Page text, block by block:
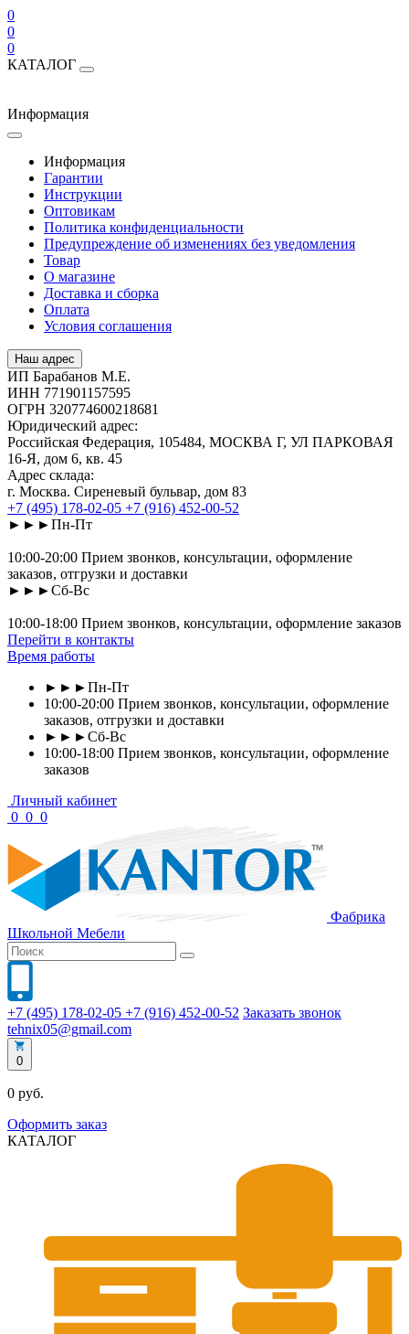
0
0
0
КАТАЛОГ
Информация
Информация
Гарантии
Инструкции
Оптовикам
Политика конфиденциальности
Предупреждение об изменениях без уведомления
Товар
О магазине
Доставка и сборка
Оплата
Условия соглашения
Наш адрес
ИП Барабанов М.Е.
ИНН 771901157595
ОГРН 320774600218681
Юридический адрес:
Российская Федерация, 105484, МОСКВА Г, УЛ ПАРКОВАЯ
16-Я, дом 6, кв. 45
Адрес склада:
г. Москва. Сиреневый бульвар, дом 83
+7 (495) 178-02-05 +7 (916) 452-00-52
►►►Пн-Пт
10:00-20:00 Прием звонков, консультации, оформление
заказов, отгрузки и доставки
►►►Сб-Вс
10:00-18:00 Прием звонков, консультации, оформление заказов
Перейти в контакты
Время работы
►►►Пн-Пт
10:00-20:00 Прием звонков, консультации, оформление
заказов, отгрузки и доставки
►►►Сб-Вс
10:00-18:00 Прием звонков, консультации, оформление
заказов
Личный кабинет
0 0 0
Фабрика
Школьной Мебели
+7 (495) 178-02-05 +7 (916) 452-00-52 Заказать звонок
tehnix05@gmail.com
0
0 руб.
Оформить заказ
КАТАЛОГ